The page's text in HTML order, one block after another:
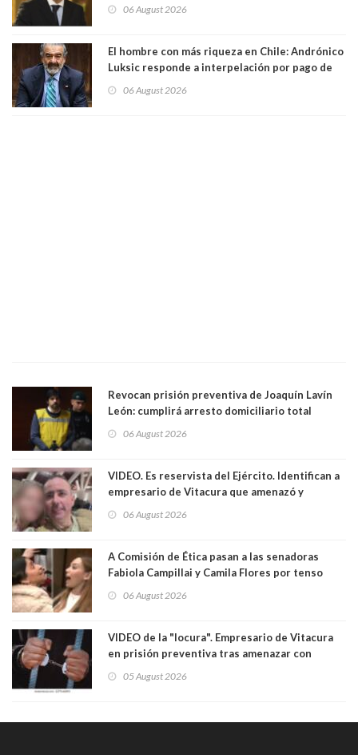
06 August 2026
El hombre con más riqueza en Chile: Andrónico
Luksic responde a interpelación por pago de
día que me muera”
06 August 2026
Revocan prisión preventiva de Joaquín Lavín
León: cumplirá arresto domiciliario total
06 August 2026
VIDEO. Es reservista del Ejército. Identifican a
empresario de Vitacura que amenazó y
al "ring raja". Se trata de Andrés Arrieta y la
06 August 2026
A Comisión de Ética pasan a las senadoras
Fabiola Campillai y Camila Flores por tenso
06 August 2026
VIDEO de la "locura". Empresario de Vitacura
en prisión preventiva tras amenazar con
Los persiguió en potente camioneta
05 August 2026